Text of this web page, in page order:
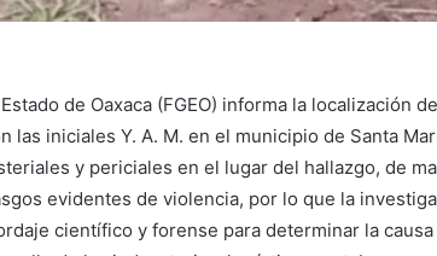
de Oaxaca (FGEO) informa la localización
las iniciales Y. A. M. en el municipio de Santa
y periciales en el lugar del hallazgo, de
evidentes de violencia, por lo que la
científico y forense para determinar la